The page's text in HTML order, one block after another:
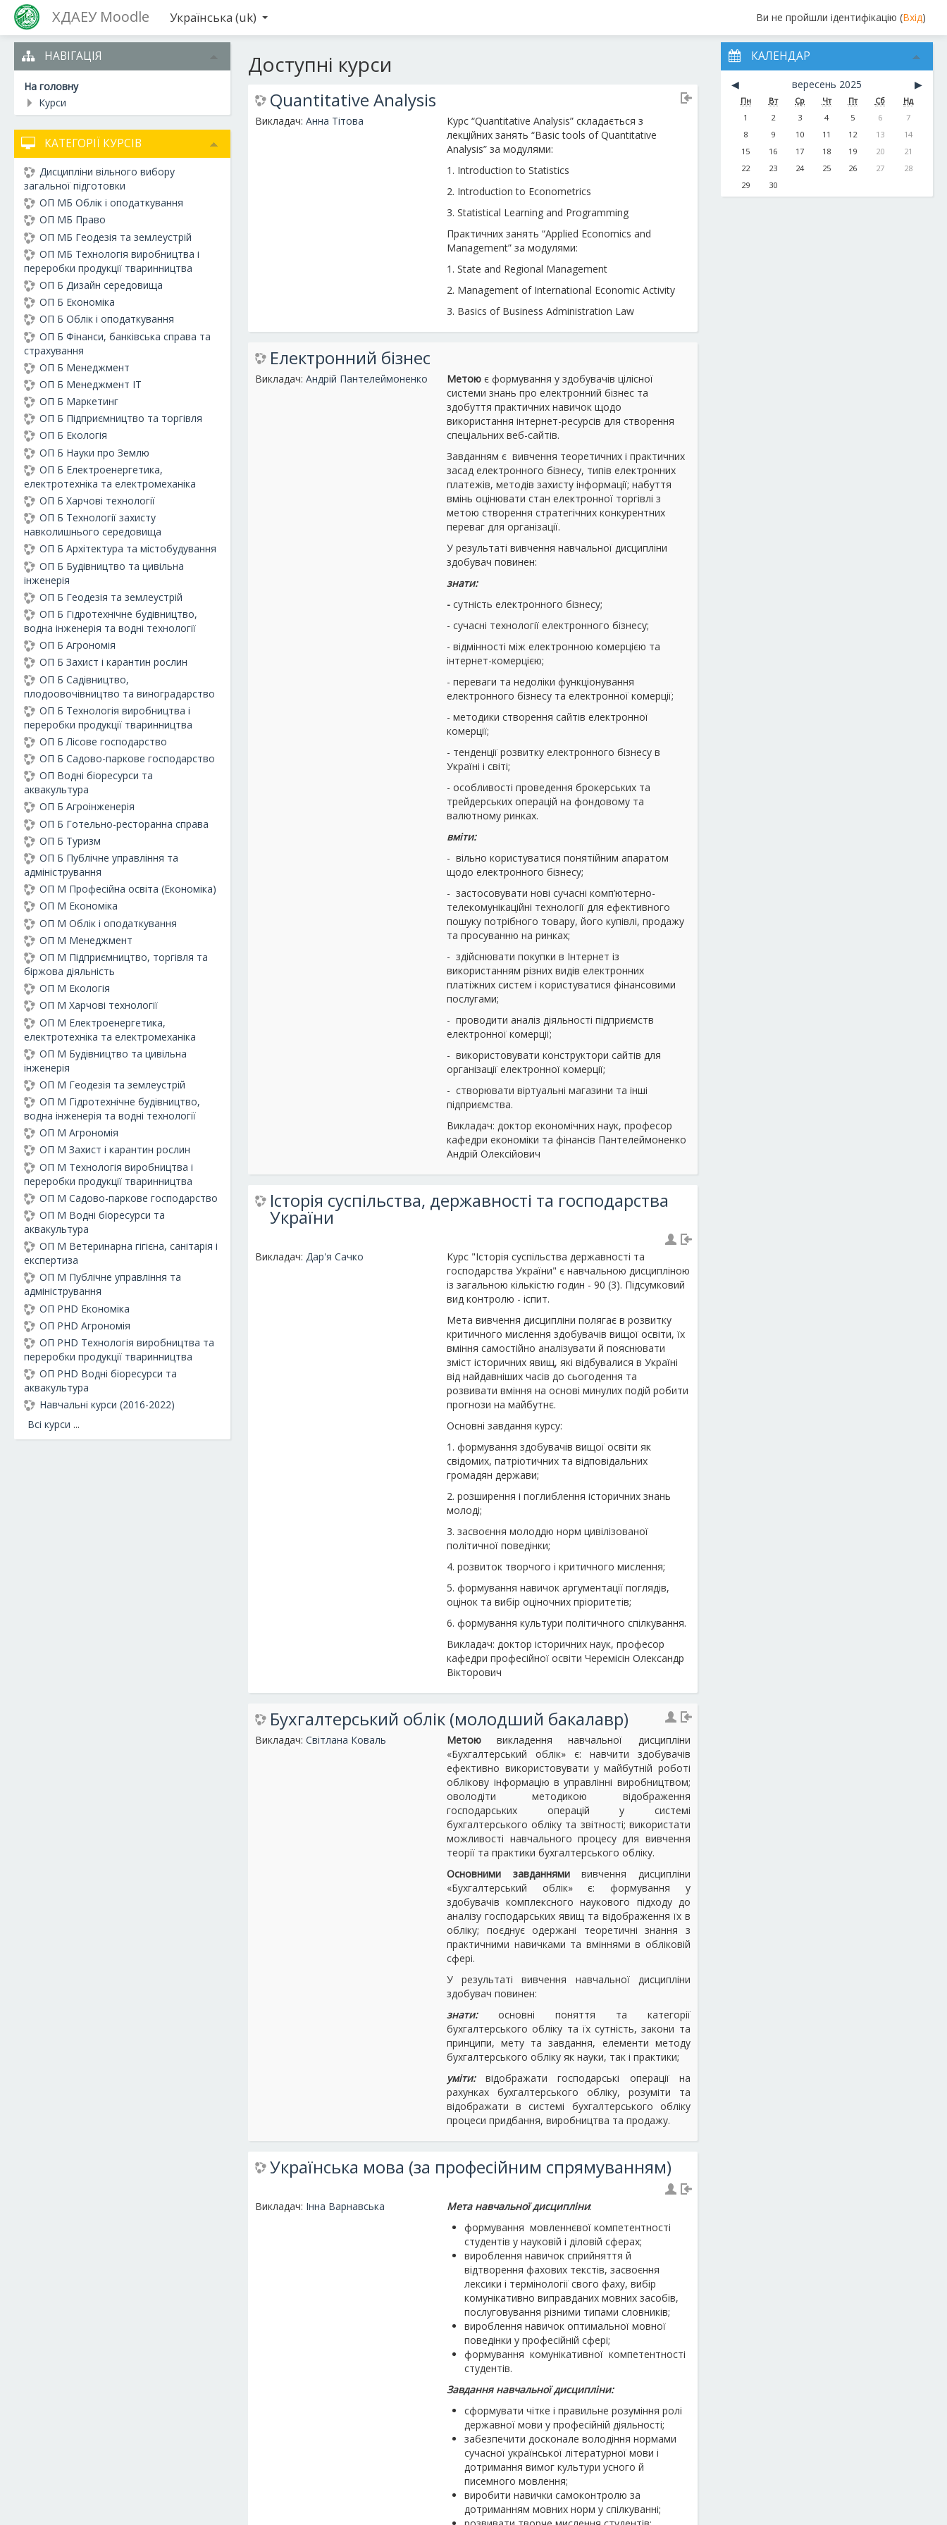
ХДАЕУ Moodle Ви не пройшли ідентифікацію (Вхід)
Українська ‎(uk)‎
Доступні курси
Quantitative Analysis
Курс “Quantitative Analysis” складається з
лекційних занять “Basic tools of Quantitative
Analysis” за модулями:
1. Introduction to Statistics
2. Introduction to Econometrics
3. Statistical Learning and Programming
Практичних занять “Applied Economics and
Management” за модулями:
1. State and Regional Management
2. Management of International Economic Activity
3. Basics of Business Administration Law
Викладач: Анна Тітова
Електронний бізнес
Метою є формування у здобувачів цілісної
системи знань про електронний бізнес та
здобуття практичних навичок щодо
використання інтернет-ресурсів для створення
спеціальних веб-сайтів.
Завданням є вивчення теоретичних і практичних
засад електронного бізнесу, типів електронних
платежів, методів захисту інформації; набуття
вмінь оцінювати стан електронної торгівлі з
метою створення стратегічних конкурентних
переваг для організації.
У результаті вивчення навчальної дисципліни
здобувач повинен:
знати:
-сутність електронного бізнесу;
- сучасні технології електронного бізнесу;
- відмінності між електронною комерцією та
інтернет-комерцією;
- переваги та недоліки функціонування
електронного бізнесу та електронної комерції;
- методики створення сайтів електронної
комерції;
- тенденції розвитку електронного бізнесу в
Україні і світі;
- особливості проведення брокерських та
трейдерських операцій на фондовому та
валютному ринках.
вміти:
- вільно користуватися понятійним апаратом
щодо електронного бізнесу;
- застосовувати нові сучасні комп’ютерно-
телекомунікаційні технології для ефективного
пошуку потрібного товару, його купівлі, продажу
та просуванню на ринках;
- здійснювати покупки в Інтернет із
використанням різних видів електронних
платіжних систем і користуватися фінансовими
послугами;
- проводити аналіз діяльності підприємств
електронної комерції;
- використовувати конструктори сайтів для
організації електронної комерції;
- створювати віртуальні магазини та інші
підприємства.
Викладач: доктор економічних наук, професор
кафедри економіки та фінансів Пантелеймоненко
Андрій Олексійович
Викладач: Андрій Пантелеймоненко
Історія суспільства, державності та господарства
України
Курс "Історія суспільства державності та
господарства України" є навчальною дисципліною
із загальною кількістю годин - 90 (3). Підсумковий
вид контролю - іспит.
Мета вивчення дисципліни полягає в розвитку
критичного мислення здобувачів вищої освіти, їх
вміння самостійно аналізувати й пояснювати
зміст історичних явищ, які відбувалися в Україні
від найдавніших часів до сьогодення та
розвивати вміння на основі минулих подій робити
прогнози на майбутнє.
Основні завдання курсу:
1. формування здобувачів вищої освіти як
свідомих, патріотичних та відповідальних
громадян держави;
2. розширення і поглиблення історичних знань
молоді;
3. засвоєння молоддю норм цивілізованої
політичної поведінки;
4. розвиток творчого і критичного мислення;
5. формування навичок аргументації поглядів,
оцінок та вибір оціночних пріоритетів;
6. формування культури політичного спілкування.
Викладач: доктор історичних наук, професор
кафедри професійної освіти Черемісін Олександр
Вікторович
Викладач: Дар'я Сачко
Бухгалтерський облік (молодший бакалавр)
Метоювикладення навчальної дисципліни
«Бухгалтерський облік» є: навчити здобувачів
ефективно використовувати у майбутній роботі
облікову інформацію в управлінні виробництвом;
оволодіти методикою відображення
господарських операцій у системі
бухгалтерського обліку та звітності; використати
можливості навчального процесу для вивчення
теорії та практики бухгалтерського обліку.
Основними завданнямививчення дисципліни
«Бухгалтерський облік» є: формування у
здобувачів комплексного наукового підходу до
аналізу господарських явищ та відображення їх в
обліку; поєднує одержані теоретичні знання з
практичними навичками та вміннями в обліковій
сфері.
У результаті вивчення навчальної дисципліни
здобувач повинен:
знати:основні поняття та категорії
бухгалтерського обліку та їх сутність, закони та
принципи, мету та завдання, елементи методу
бухгалтерського обліку як науки, так і практики;
уміти:відображати господарські операції на
рахунках бухгалтерського обліку, розуміти та
відображати в системі бухгалтерського обліку
процеси придбання, виробництва та продажу.
Викладач: Світлана Коваль
Українська мова (за професійним спрямуванням)
Мета навчальної дисципліни:
формування мовленнєвої компетентності
студентів у науковій і діловій сферах;
вироблення навичок сприйняття й
відтворення фахових текстів, засвоєння
лексики і термінології свого фаху, вибір
комунікативно виправданих мовних засобів,
послуговування різними типами словників;
вироблення навичок оптимальної мовної
поведінки у професійній сфері;
формування комунікативної компетентності
студентів.
Завдання навчальної дисципліни:
сформувати чітке і правильне розуміння ролі
державної мови у професійній діяльності;
забезпечити досконале володіння нормами
сучасної української літературної мови і
дотримання вимог культури усного й
писемного мовлення;
виробити навички самоконтролю за
дотриманням мовних норм у спілкуванні;
Викладач: Інна Варнавська
НАВІГАЦІЯ
На головну
Курси
КАТЕГОРІЇ КУРСІВ
Дисципліни вільного вибору
загальної підготовки
ОП МБ Облік і оподаткування
ОП МБ Право
ОП МБ Геодезія та землеустрій
ОП МБ Технологія виробництва і
переробки продукції тваринництва
ОП Б Дизайн середовища
ОП Б Економіка
ОП Б Облік і оподаткування
ОП Б Фінанси, банківська справа та
страхування
ОП Б Менеджмент
ОП Б Менеджмент ІТ
ОП Б Маркетинг
ОП Б Підприємництво та торгівля
ОП Б Екологія
ОП Б Науки про Землю
ОП Б Електроенергетика,
електротехніка та електромеханіка
ОП Б Харчові технології
ОП Б Технології захисту
навколишнього середовища
ОП Б Архітектура та містобудування
ОП Б Будівництво та цивільна
інженерія
ОП Б Геодезія та землеустрій
ОП Б Гідротехнічне будівництво,
водна інженерія та водні технології
ОП Б Агрономія
ОП Б Захист і карантин рослин
ОП Б Садівництво,
плодоовочівництво та виноградарство
ОП Б Технологія виробництва і
переробки продукції тваринництва
ОП Б Лісове господарство
ОП Б Садово-паркове господарство
ОП Водні біоресурси та
аквакультура
ОП Б Агроінженерія
ОП Б Готельно-ресторанна справа
ОП Б Туризм
ОП Б Публічне управління та
адміністрування
ОП М Професійна освіта (Економіка)
ОП М Економіка
ОП М Облік і оподаткування
ОП М Менеджмент
ОП М Підприємництво, торгівля та
біржова діяльність
ОП М Екологія
ОП М Харчові технології
ОП М Електроенергетика,
електротехніка та електромеханіка
ОП М Будівництво та цивільна
інженерія
ОП М Геодезія та землеустрій
ОП М Гідротехнічне будівництво,
водна інженерія та водні технології
ОП М Агрономія
ОП М Захист і карантин рослин
ОП М Технологія виробництва і
переробки продукції тваринництва
ОП М Садово-паркове господарство
ОП М Водні біоресурси та
аквакультура
ОП М Ветеринарна гігієна, санітарія і
експертиза
ОП М Публічне управління та
адміністрування
ОП PHD Економіка
ОП PHD Агрономія
ОП PHD Технологія виробництва та
переробки продукції тваринництва
ОП PHD Водні біоресурси та
аквакультура
Навчальні курси (2016-2022)
Всі курси ...
КАЛЕНДАР
◀︎ вересень 2025 ▶︎
Пн Вт Ср Чт Пт Сб
Нд
1
2 3 4 5 6
7
8
9 10 11 12 13
14
15
16 17 18 19 20
21
22
23 24 25 26 27
28
29
30